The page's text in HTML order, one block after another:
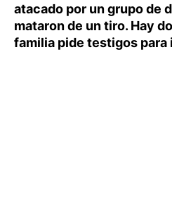
atacado por un grupo de
mataron de un tiro. Hay
familia pide testigos